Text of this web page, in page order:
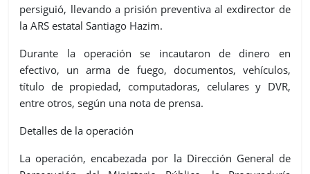
persiguió, llevando a prisión preventiva al exdirector de
la ARS estatal Santiago Hazim.
Durante la operación se incautaron de dinero en
efectivo, un arma de fuego, documentos, vehículos,
título de propiedad, computadoras, celulares y DVR,
entre otros, según una nota de prensa.
Detalles de la operación
La operación, encabezada por la Dirección General de